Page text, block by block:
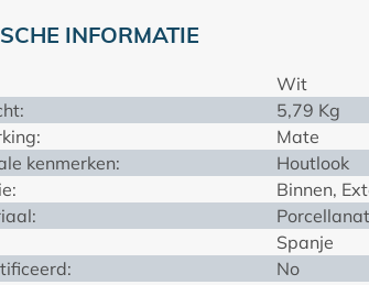
INFORMATIE
Wit
5,79 Kg
Mate
kenmerken:
Houtlook
Binnen,
Spanje
No